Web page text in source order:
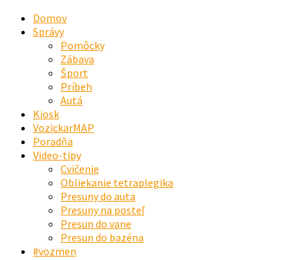
Domov
Správy
Pomôcky
Zábava
Šport
Príbeh
Autá
Kiosk
VozickarMAP
Poradňa
Video-tipy
Cvičenie
Obliekanie tetraplegika
Presuny do auta
Presuny na posteľ
Presun do vane
Presun do bazéna
#vozmen